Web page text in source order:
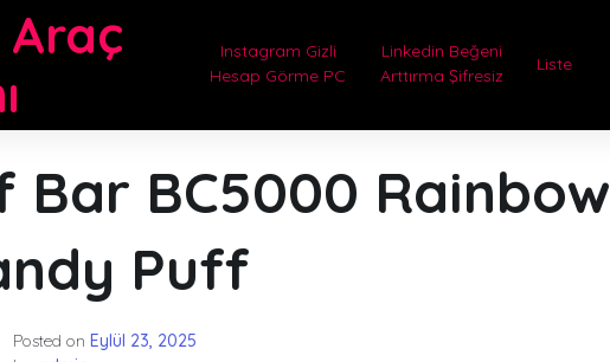
Instagram Gizli
Hesap Görme PC
Linkedin Beğeni
Arttırma Şifresiz
Liste
Bar BC5000 Rainbow
Puff
Posted on Eylül 23, 2025